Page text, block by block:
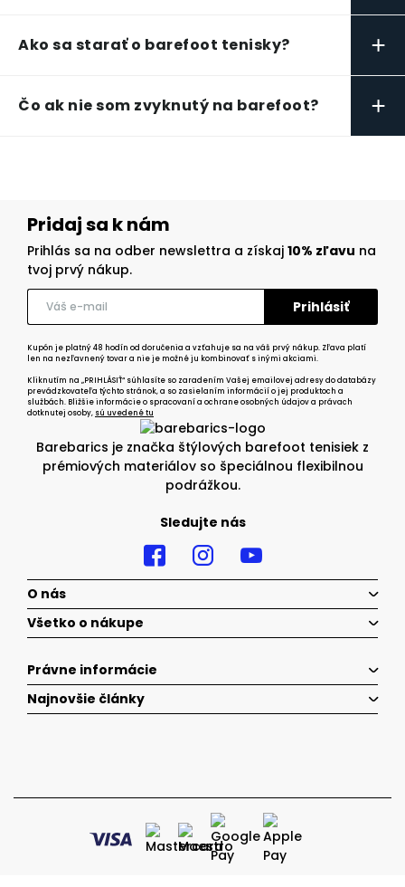
Ako sa starať o barefoot tenisky? +
Čo ak nie som zvyknutý na barefoot? +
Barebarics je značka štýlových barefoot tenisiek z
prémiových materiálov so špeciálnou flexibilnou
podrážkou.
Sledujte nás
Pridaj sa k nám
Prihlás sa na odber newslettra a získaj 10% zľavu na
tvoj prvý nákup.
Kupón je platný 48 hodín od doručenia a vzťahuje sa na váš prvý nákup. Zľava platí
len na nezľavnený tovar a nie je možné ju kombinovať s inými akciami.
Kliknutím na „PRIHLÁSIŤ“ súhlasíte so zaradením Vašej emailovej adresy do databázy
prevádzkovateľa týchto stránok, a so zasielaním informácií o jej produktoch a
službách. Bližšie informácie o spracovaní a ochrane osobných údajov a právach
dotknutej osoby, sú uvedené tu
O nás
Všetko o nákupe
Právne informácie
Najnovšie články